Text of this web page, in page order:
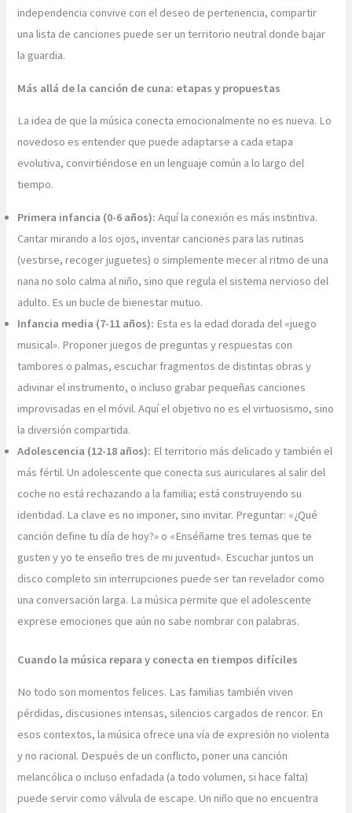
independencia convive con el deseo de pertenencia, compartir
una lista de canciones puede ser un territorio neutral donde bajar
la guardia.
Más allá de la canción de cuna: etapas y propuestas
La idea de que la música conecta emocionalmente no es nueva. Lo
novedoso es entender que puede adaptarse a cada etapa
evolutiva, convirtiéndose en un lenguaje común a lo largo del
tiempo.
Primera infancia (0-6 años): Aquí la conexión es más instintiva.
Cantar mirando a los ojos, inventar canciones para las rutinas
(vestirse, recoger juguetes) o simplemente mecer al ritmo de una
nana no solo calma al niño, sino que regula el sistema nervioso del
adulto. Es un bucle de bienestar mutuo.
Infancia media (7-11 años): Esta es la edad dorada del «juego
musical». Proponer juegos de preguntas y respuestas con
tambores o palmas, escuchar fragmentos de distintas obras y
adivinar el instrumento, o incluso grabar pequeñas canciones
improvisadas en el móvil. Aquí el objetivo no es el virtuosismo, sino
la diversión compartida.
Adolescencia (12-18 años): El territorio más delicado y también el
más fértil. Un adolescente que conecta sus auriculares al salir del
coche no está rechazando a la familia; está construyendo su
identidad. La clave es no imponer, sino invitar. Preguntar: «¿Qué
canción define tu día de hoy?» o «Enséñame tres temas que te
gusten y yo te enseño tres de mi juventud». Escuchar juntos un
disco completo sin interrupciones puede ser tan revelador como
una conversación larga. La música permite que el adolescente
exprese emociones que aún no sabe nombrar con palabras.
Cuando la música repara y conecta en tiempos difíciles
No todo son momentos felices. Las familias también viven
pérdidas, discusiones intensas, silencios cargados de rencor. En
esos contextos, la música ofrece una vía de expresión no violenta
y no racional. Después de un conflicto, poner una canción
melancólica o incluso enfadada (a todo volumen, si hace falta)
puede servir como válvula de escape. Un niño que no encuentra